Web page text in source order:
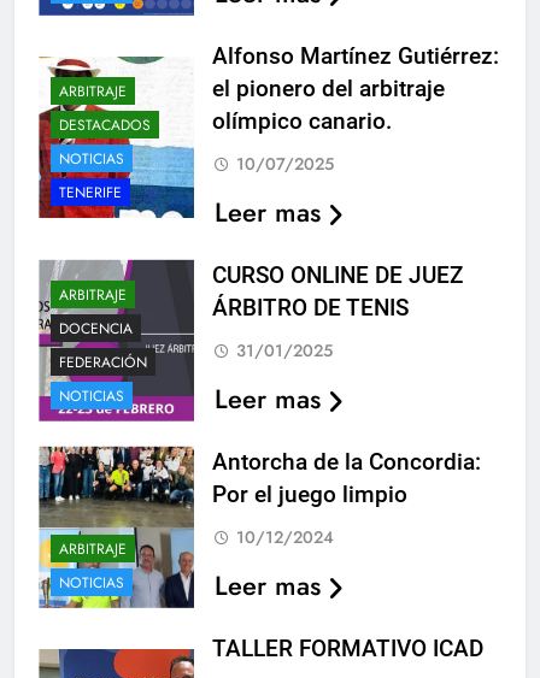
ARBITRAJE
DESTACADOS
NOTICIAS
TENERIFE
Alfonso Martínez Gutiérrez:
el pionero del arbitraje
olímpico canario.
10/07/2025
Leer mas
ARBITRAJE
DOCENCIA
FEDERACIÓN
NOTICIAS
CURSO ONLINE DE JUEZ
ÁRBITRO DE TENIS
31/01/2025
Leer mas
ARBITRAJE
NOTICIAS
Antorcha de la Concordia:
Por el juego limpio
10/12/2024
Leer mas
TALLER FORMATIVO ICAD